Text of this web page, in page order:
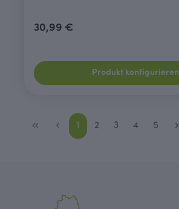
30,99 €
Produkt konfigurieren
Seite
1 Seite
2 Seite
3 Seite
4 Seite
5